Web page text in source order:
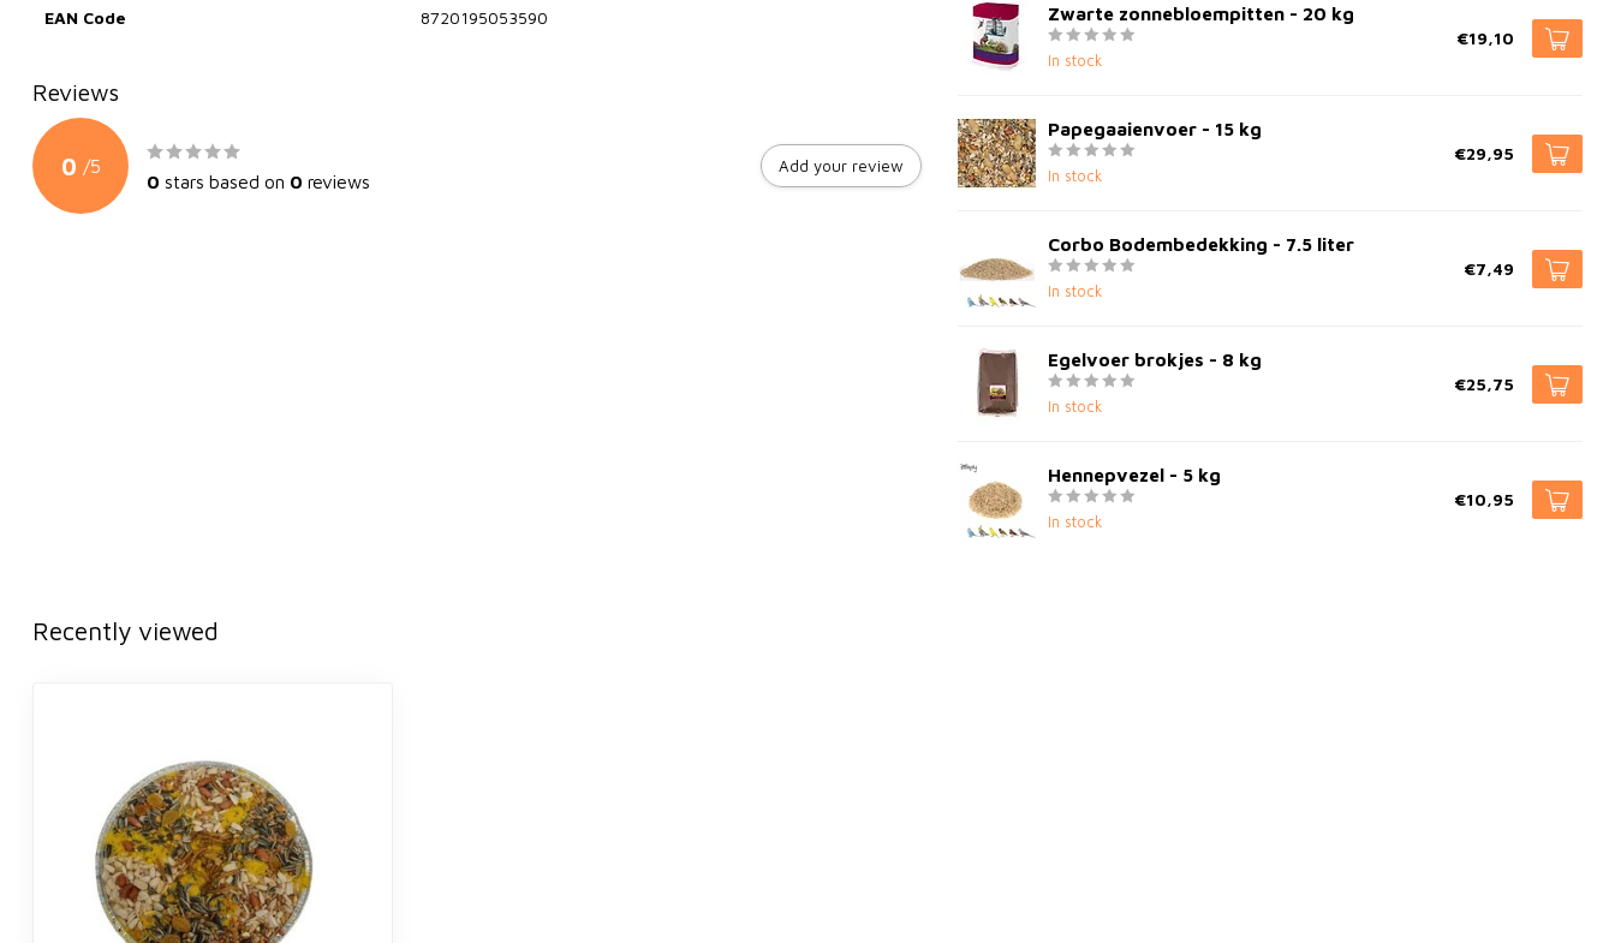
EAN Code 8720195053590
Reviews
0 /5
0 stars based on 0 reviews
Add your review
Zwarte zonnebloempitten - 20 kg
In stock
€19,10
Papegaaienvoer - 15 kg
In stock
€29,95
Corbo Bodembedekking - 7.5 liter
In stock
€7,49
Egelvoer brokjes - 8 kg
In stock
€25,75
Hennepvezel - 5 kg
In stock
€10,95
Recently viewed